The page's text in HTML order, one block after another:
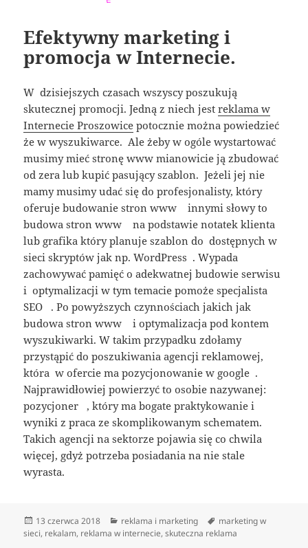
Efektywny marketing i
promocja w Internecie.
W dzisiejszych czasach wszyscy poszukują
skutecznej promocji. Jedną z niech jestreklama w
Internecie Proszowice potocznie można powiedzieć
że w wyszukiwarce. Ale żeby w ogóle wystartować
musimy mieć stronę www mianowicie ją zbudować
od zera lub kupić pasujący szablon. Jeżeli jej nie
mamy musimy udać się do profesjonalisty, który
oferuje budowanie stron www innymi słowy to
budowa stron www na podstawie notatek klienta
lub grafika który planuje szablon do dostępnych w
sieci skryptów jak np. WordPress . Wypada
zachowywać pamięć o adekwatnej budowie serwisu
i optymalizacji w tym temacie pomoże specjalista
SEO . Po powyższych czynnościach jakich jak
budowa stron www i optymalizacja pod kontem
wyszukiwarki. W takim przypadku zdołamy
przystąpić do poszukiwania agencji reklamowej,
która w ofercie ma pozycjonowanie w google .
Najprawidłowiej powierzyć to osobie nazywanej:
pozycjoner , który ma bogate praktykowanie i
wyniki z praca ze skomplikowanym schematem.
Takich agencji na sektorze pojawia się co chwila
więcej, gdyż potrzeba posiadania na nie stale
wyrasta.
Data
publikacji
13 czerwca 2018 Kategorie
reklama i marketing Tagi
marketing w
sieci, rekalam, reklama w internecie,skuteczna reklama